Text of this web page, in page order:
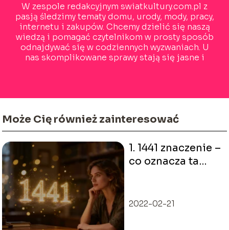
W zespole redakcyjnym swiatkultury.com.pl z
pasją śledzimy tematy domu, urody, mody, pracy,
internetu i zakupów. Chcemy dzielić się naszą
wiedzą i pomagać czytelnikom w prosty sposób
odnajdywać się w codziennych wyzwaniach. U
nas skomplikowane sprawy stają się jasne i
Może Cię również zainteresować
1. 1441 znaczenie –
co oznacza ta
2022-02-21